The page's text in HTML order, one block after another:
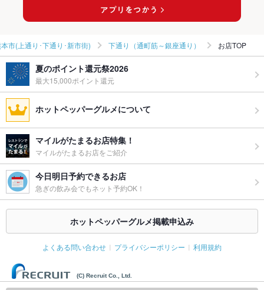
ウェディン
グパーティ
ー二次会
幹事様必見の無料特典が満載！思い出に残るPartyを華やかにプ
お祝い・サ
プライズ対
応
可
備考 －
市(上通り･下通り･新市街) 下通り（通町筋～銀座通り） お店TOP
夏のポイント還元祭2026
最大15,000ポイント還元
ホットペッパーグルメについて
マイルがたまるお店特集！
マイルがたまるお店をご紹介
今日明日予約できるお店
急ぎの飲み会でもネット予約OK！
ホットペッパーグルメ掲載申込み
よくある問い合わせ プライバシーポリシー 利用規約
(C) Recruit Co., Ltd.